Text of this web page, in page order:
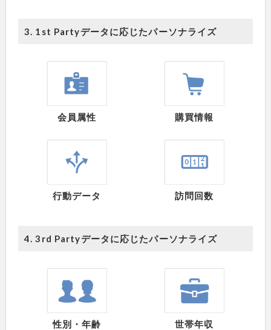
3. 1st Partyデータに応じたパーソナライズ
会員属性 購買情報
行動データ 訪問回数
4. 3rd Partyデータに応じたパーソナライズ
性別・年齢 世帯年収